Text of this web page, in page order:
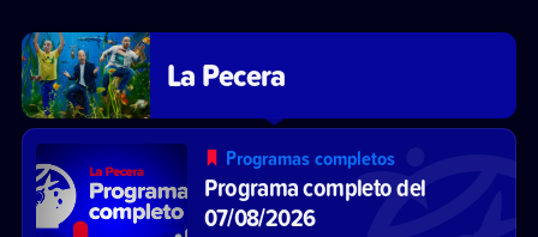
La Pecera
Programas completos
Programa completo del
07/08/2026